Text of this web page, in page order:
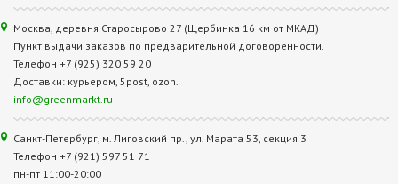
Москва, деревня Старосырово 27 (Щербинка 16 км от МКАД)
Пункт выдачи заказов по предварительной договоренности.
Телефон +7 (925) 320 59 20
Доставки: курьером, 5post, ozon.
info@greenmarkt.ru
Санкт-Петербург, м. Лиговский пр., ул. Марата 53, секция 3
Телефон +7 (921) 597 51 71
пн-пт 11:00-20:00